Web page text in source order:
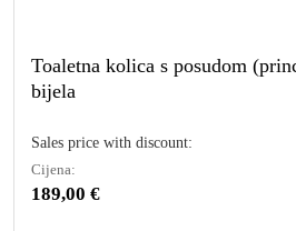
Toaletna kolica s posudom
bijela
Sales price with discount:
Cijena:
189,00 €